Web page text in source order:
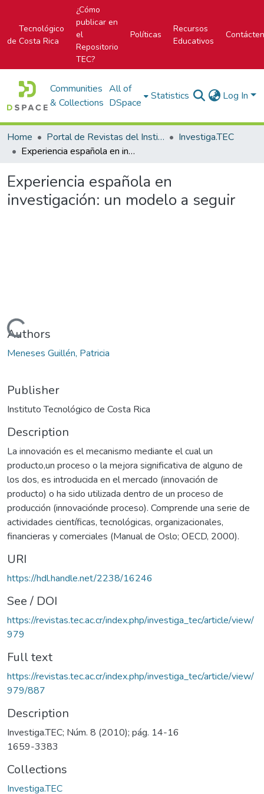
Tecnológico
de Costa Rica
¿Cómo
publicar en
el
Repositorio
TEC?
Políticas
Recursos
Educativos
Communities
& Collections
All of
DSpace
Statistics Log In
Home Portal de Revistas del Instituto Tecnológico de Costa Rica
Investiga.TEC
Experiencia española en investigación: un modelo a seguir
Experiencia española en
investigación: un modelo a seguir
Loading...
Authors
Meneses Guillén, Patricia
Publisher
Instituto Tecnológico de Costa Rica
Description
La innovación es el mecanismo mediante el cual un
producto,un proceso o la mejora significativa de alguno de
los dos, es introducida en el mercado (innovación de
producto) o ha sido utilizada dentro de un proceso de
producción (innovaciónde proceso). Comprende una serie de
actividades científicas, tecnológicas, organizacionales,
financieras y comerciales (Manual de Oslo; OECD, 2000).
URI
https://hdl.handle.net/2238/16246
See / DOI
https://revistas.tec.ac.cr/index.php/investiga_tec/article/view/
979
Full text
https://revistas.tec.ac.cr/index.php/investiga_tec/article/view/
979/887
Description
Investiga.TEC; Núm. 8 (2010); pág. 14-16
1659-3383
Collections
Investiga.TEC